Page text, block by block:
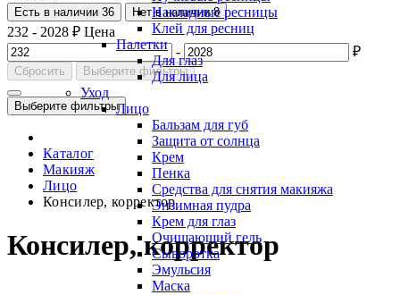
Накладные ресницы
Клей для ресниц
Палетки
Для глаз
Для лица
Уход
Лицо
Бальзам для губ
Защита от солнца
Крем
Пенка
Средства для снятия макияжа
Энзимная пудра
Крем для глаз
Очищающий гель
Сыворотка
Эмульсия
Маска
Есть в наличии 36 Нет в наличии 8
232 - 2028 ₽ Цена
-
₽
Сбросить Выберите фильтры
Выберите фильтры
Каталог
Макияж
Лицо
Консилер, корректор
Консилер, корректор